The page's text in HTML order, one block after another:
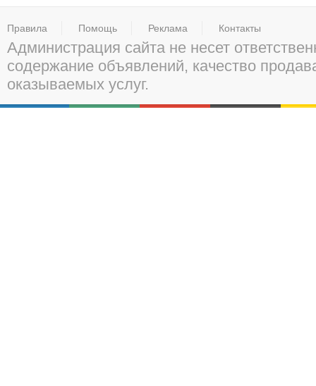
Правила Помощь Реклама Контакты
Администрация сайта не несет
содержание объявлений, качество
оказываемых услуг.